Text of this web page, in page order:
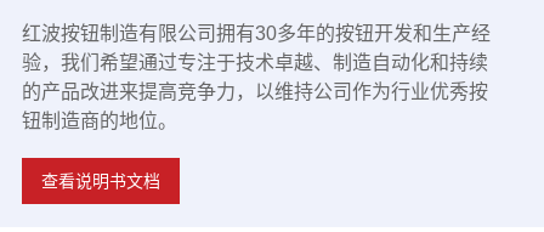
红波按钮制造有限公司拥有30多年的按钮开发和生产经
验，我们希望通过专注于技术卓越、制造自动化和持续
的产品改进来提高竞争力，以维持公司作为行业优秀按
钮制造商的地位。
查看说明书文档